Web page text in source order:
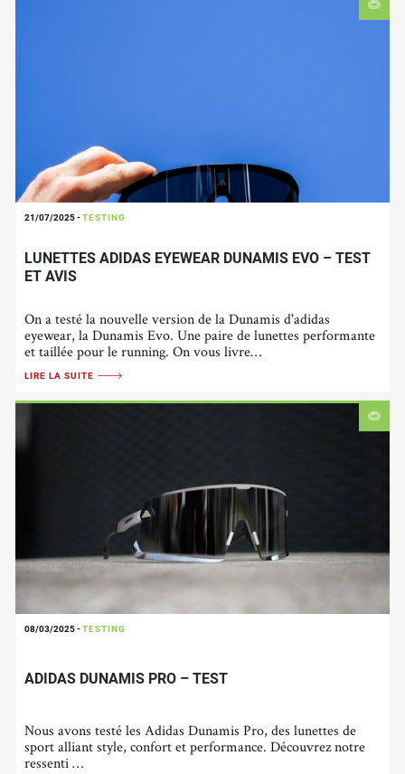
21/07/2025-TESTING
LUNETTES ADIDAS EYEWEAR DUNAMIS EVO – TEST
ET AVIS
On a testé la nouvelle version de la Dunamis d'adidas
eyewear, la Dunamis Evo. Une paire de lunettes performante
et taillée pour le running. On vous livre…
LIRE LA SUITE
08/03/2025-TESTING
ADIDAS DUNAMIS PRO – TEST
Nous avons testé les Adidas Dunamis Pro, des lunettes de
sport alliant style, confort et performance. Découvrez notre
ressenti …